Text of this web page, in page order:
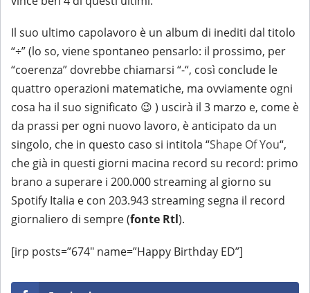
Il suo ultimo capolavoro è un album di inediti dal titolo
“÷” (lo so, viene spontaneo pensarlo: il prossimo, per
“coerenza” dovrebbe chiamarsi “-“, così conclude le
quattro operazioni matematiche, ma ovviamente ogni
cosa ha il suo significato 😉 ) uscirà il 3 marzo e, come è
da prassi per ogni nuovo lavoro, è anticipato da un
singolo, che in questo caso si intitola “Shape Of You“,
che già in questi giorni macina record su record: primo
brano a superare i 200.000 streaming al giorno su
Spotify Italia e con 203.943 streaming segna il record
giornaliero di sempre (fonte Rtl).
[irp posts=”674″ name=”Happy Birthday ED”]